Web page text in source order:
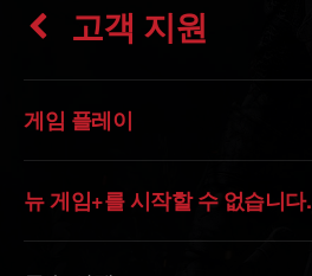
고객 지원
게임 플레이
뉴 게임+를 시작할 수 없습니다.